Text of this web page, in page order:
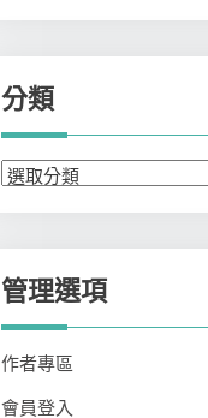
分類
分
管理選項
作者專區
會員登入